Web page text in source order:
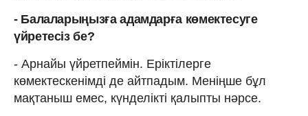
- Балаларыңызға адамдарға көмектесуге
үйретесіз бе?
- Арнайы үйретпеймін. Еріктілерге
көмектескенімді де айтпадым. Меніңше бұл
мақтаныш емес, күнделікті қалыпты нәрсе.